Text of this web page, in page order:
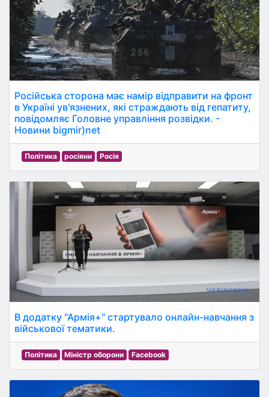
Російська сторона має намір відправити на фронт
в Україні ув'язнених, які страждають від гепатиту,
повідомляє Головне управління розвідки. -
Новини bigmir)net
Політика росіяни Росія
В додатку "Армія+" стартувало онлайн-навчання з
військової тематики.
Політика Міністр оборони Facebook